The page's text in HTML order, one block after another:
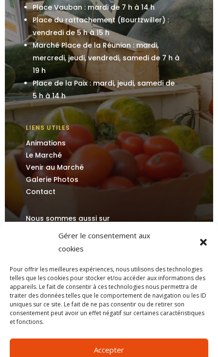
Gérer le consentement aux
cookies
Pour offrir les meilleures expériences, nous utilisons des technologies
telles que les cookies pour stocker et/ou accéder aux informations des
appareils. Le fait de consentir à ces technologies nous permettra de
traiter des données telles que le comportement de navigation ou les ID
uniques sur ce site. Le fait de ne pas consentir ou de retirer son
consentement peut avoir un effet négatif sur certaines caractéristiques
et fonctions.
Accepter
Place Vauban : mardi de 7 h à 14 h
Place du rattachement (Bourtzwiller) :
vendredi de 5 h à 15 h
Marché Place de la Réunion : mardi,
mercredi, jeudi, vendredi, samedi de 7 h à
19 h
Place de la Paix : mardi, jeudi, samedi de
5 h à 14 h
LIENS UTILES
Animations
Le Marché
Venir au Marché
Galerie Photos
Contact
Nous sommes aussi sur
Mentions légales| Création par Mobytic
RENDEZ-VOUS AU MARCHÉ !